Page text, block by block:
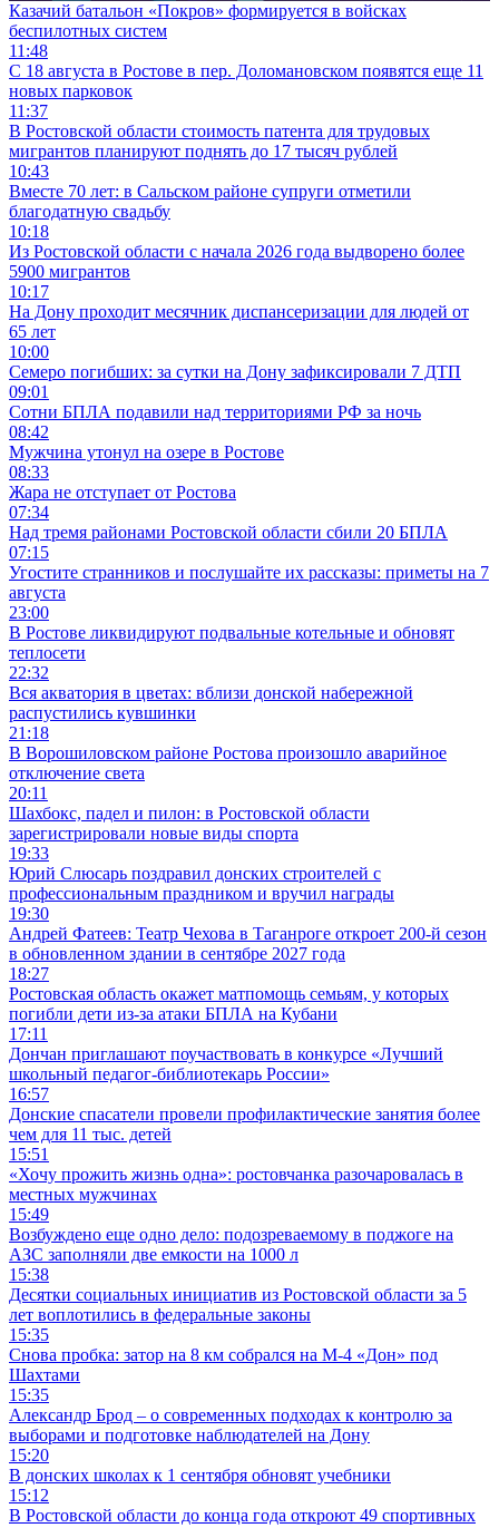
Казачий батальон «Покров» формируется в войсках
беспилотных систем
11:48
С 18 августа в Ростове в пер. Доломановском появятся еще 11
новых парковок
11:37
В Ростовской области стоимость патента для трудовых
мигрантов планируют поднять до 17 тысяч рублей
10:43
Вместе 70 лет: в Сальском районе супруги отметили
благодатную свадьбу
10:18
Из Ростовской области с начала 2026 года выдворено более
5900 мигрантов
10:17
На Дону проходит месячник диспансеризации для людей от
65 лет
10:00
Семеро погибших: за сутки на Дону зафиксировали 7 ДТП
09:01
Сотни БПЛА подавили над территориями РФ за ночь
08:42
Мужчина утонул на озере в Ростове
08:33
Жара не отступает от Ростова
07:34
Над тремя районами Ростовской области сбили 20 БПЛА
07:15
Угостите странников и послушайте их рассказы: приметы на 7
августа
23:00
В Ростове ликвидируют подвальные котельные и обновят
теплосети
22:32
Вся акватория в цветах: вблизи донской набережной
распустились кувшинки
21:18
В Ворошиловском районе Ростова произошло аварийное
отключение света
20:11
Шахбокс, падел и пилон: в Ростовской области
зарегистрировали новые виды спорта
19:33
Юрий Слюсарь поздравил донских строителей с
профессиональным праздником и вручил награды
19:30
Андрей Фатеев: Театр Чехова в Таганроге откроет 200-й сезон
в обновленном здании в сентябре 2027 года
18:27
Ростовская область окажет матпомощь семьям, у которых
погибли дети из-за атаки БПЛА на Кубани
17:11
Дончан приглашают поучаствовать в конкурсе «Лучший
школьный педагог-библиотекарь России»
16:57
Донские спасатели провели профилактические занятия более
чем для 11 тыс. детей
15:51
«Хочу прожить жизнь одна»: ростовчанка разочаровалась в
местных мужчинах
15:49
Возбуждено еще одно дело: подозреваемому в поджоге на
АЗС заполняли две емкости на 1000 л
15:38
Десятки социальных инициатив из Ростовской области за 5
лет воплотились в федеральные законы
15:35
Снова пробка: затор на 8 км собрался на М-4 «Дон» под
Шахтами
15:35
Александр Брод – о современных подходах к контролю за
выборами и подготовке наблюдателей на Дону
15:20
В донских школах к 1 сентября обновят учебники
15:12
В Ростовской области до конца года откроют 49 спортивных